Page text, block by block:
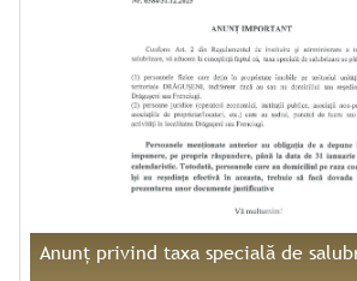
Anunț privind taxa specială de